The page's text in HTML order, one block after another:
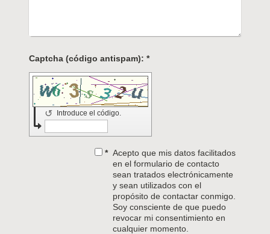
Captcha (código antispam): *
Introduce el código.
↺
* Acepto que mis datos facilitados
en el formulario de contacto
sean tratados electrónicamente
y sean utilizados con el
propósito de contactar conmigo.
Soy consciente de que puedo
revocar mi consentimiento en
cualquier momento.